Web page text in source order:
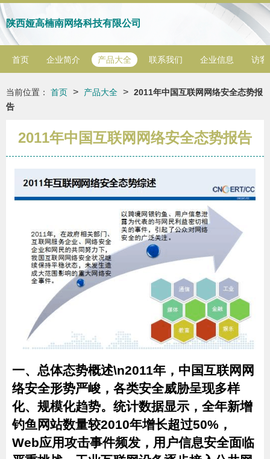
陕西娅高楠南网络科技有限公司
首页 企业简介 产品大全 联系我们 企业信息 访客
当前位置： 首页 > 产品大全 > 2011年中国互联网网络安全态势报
告
2011年中国互联网网络安全态势报告
一、总体态势概述\n2011年，中国互联网网
络安全形势严峻，各类安全威胁呈现多样
化、规模化趋势。统计数据显示，全年新增
钓鱼网站数量较2010年增长超过50%，
Web应用攻击事件频发，用户信息安全面临